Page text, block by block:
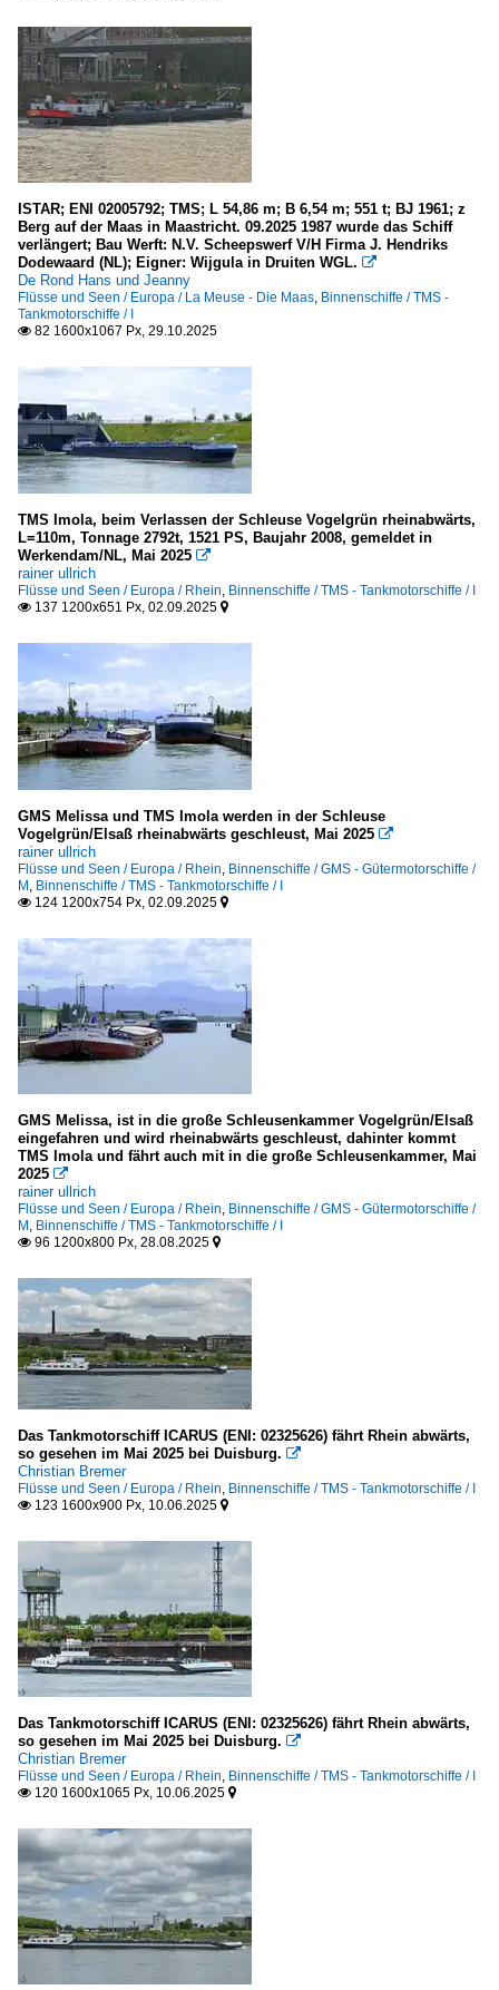
ISTAR; ENI 02005792; TMS; L 54,86 m; B 6,54 m; 551 t; BJ 1961; z
Berg auf der Maas in Maastricht. 09.2025 1987 wurde das Schiff
verlängert; Bau Werft: N.V. Scheepswerf V/H Firma J. Hendriks
Dodewaard (NL); Eigner: Wijgula in Druiten WGL. 
De Rond Hans und Jeanny
Flüsse und Seen / Europa / La Meuse - Die Maas, Binnenschiffe / TMS -
Tankmotorschiffe / I
 82 1600x1067 Px, 29.10.2025
TMS Imola, beim Verlassen der Schleuse Vogelgrün rheinabwärts,
L=110m, Tonnage 2792t, 1521 PS, Baujahr 2008, gemeldet in
Werkendam/NL, Mai 2025 
rainer ullrich
Flüsse und Seen / Europa / Rhein, Binnenschiffe / TMS - Tankmotorschiffe / I
 137 1200x651 Px, 02.09.2025 
GMS Melissa und TMS Imola werden in der Schleuse
Vogelgrün/Elsaß rheinabwärts geschleust, Mai 2025 
rainer ullrich
Flüsse und Seen / Europa / Rhein, Binnenschiffe / GMS - Gütermotorschiffe /
M , Binnenschiffe / TMS - Tankmotorschiffe / I
 124 1200x754 Px, 02.09.2025 
GMS Melissa, ist in die große Schleusenkammer Vogelgrün/Elsaß
eingefahren und wird rheinabwärts geschleust, dahinter kommt
TMS Imola und fährt auch mit in die große Schleusenkammer, Mai
2025 
rainer ullrich
Flüsse und Seen / Europa / Rhein, Binnenschiffe / GMS - Gütermotorschiffe /
M , Binnenschiffe / TMS - Tankmotorschiffe / I
 96 1200x800 Px, 28.08.2025 
Das Tankmotorschiff ICARUS (ENI: 02325626) fährt Rhein abwärts,
so gesehen im Mai 2025 bei Duisburg. 
Christian Bremer
Flüsse und Seen / Europa / Rhein, Binnenschiffe / TMS - Tankmotorschiffe / I
 123 1600x900 Px, 10.06.2025 
Das Tankmotorschiff ICARUS (ENI: 02325626) fährt Rhein abwärts,
so gesehen im Mai 2025 bei Duisburg. 
Christian Bremer
Flüsse und Seen / Europa / Rhein, Binnenschiffe / TMS - Tankmotorschiffe / I
 120 1600x1065 Px, 10.06.2025 